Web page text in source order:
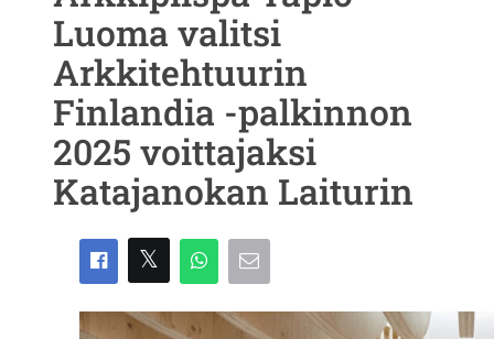
Luoma valitsi
Arkkitehtuurin
Finlandia -palkinnon
2025 voittajaksi
Katajanokan Laiturin